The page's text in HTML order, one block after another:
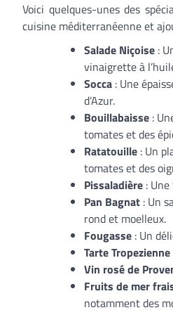
Voici quelques-unes des
cuisine méditerranéenne et
Salade Niçoise :
vinaigrette à
Socca : Une
d’Azur.
Bouillabaisse :
tomates et des
Ratatouille : Un
tomates et des
Pissaladière :
Pan Bagnat : Un
rond et moelleux.
Fougasse : Un
Tarte Tropezienne
Vin rosé de
Fruits de mer
notamment des